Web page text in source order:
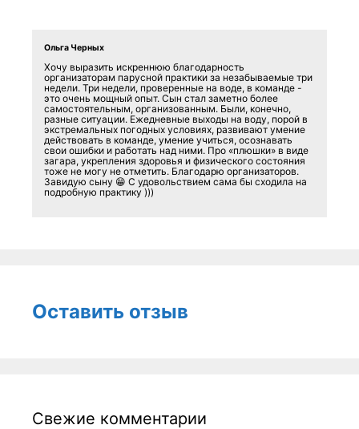
Ольга Черных
Хочу выразить искреннюю благодарность
организаторам парусной практики за незабываемые три
недели. Три недели, проверенные на воде, в команде -
это очень мощный опыт. Сын стал заметно более
самостоятельным, организованным. Были, конечно,
разные ситуации. Ежедневные выходы на воду, порой в
экстремальных погодных условиях, развивают умение
действовать в команде, умение учиться, осознавать
свои ошибки и работать над ними. Про «плюшки» в виде
загара, укрепления здоровья и физического состояния
тоже не могу не отметить. Благодарю организаторов.
Завидую сыну 😁 С удовольствием сама бы сходила на
подробную практику )))
Оставить отзыв
Свежие комментарии